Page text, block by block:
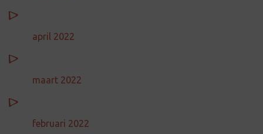
april 2022
maart 2022
februari 2022